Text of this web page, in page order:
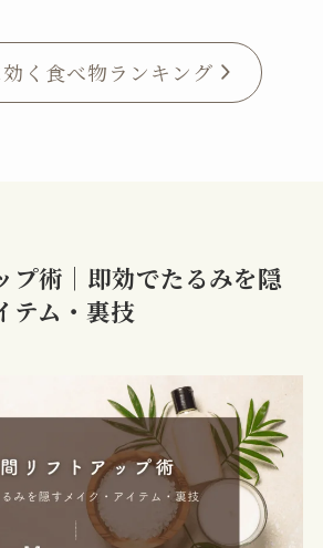
く食べ物ランキング
プ術｜即効でたるみを隠
テム・裏技